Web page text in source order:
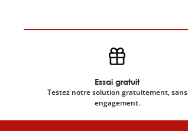
Essai gratuit
Testez notre solution gratuitement, sans
engagement.